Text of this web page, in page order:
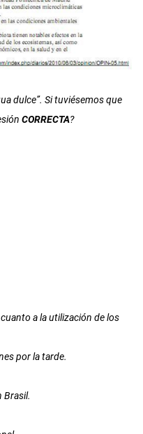
dulce”. Si tuviésemos que
CORRECTA?
cuanto a la utilización de los
por la tarde.
Brasil.